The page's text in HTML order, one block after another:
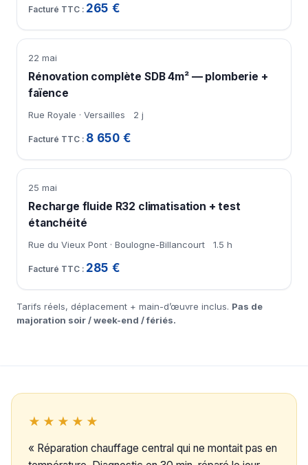
265 €
22 mai
Rénovation complète SDB 4m² — plomberie +
faïence
Rue Royale · Versailles 2 j
8 650 €
25 mai
Recharge fluide R32 climatisation + test
étanchéité
Rue du Vieux Pont · Boulogne-Billancourt 1.5 h
285 €
Tarifs réels, déplacement + main-d’œuvre inclus. Pas de
majoration soir / week-end / fériés.
★★★★★
« Réparation chauffage central qui ne montait pas en